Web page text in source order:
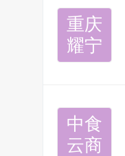
重庆
耀宁
中食
云商